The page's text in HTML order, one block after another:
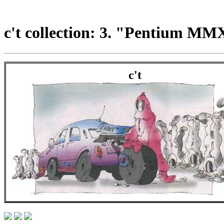
c't collection: 3. "Pentium
c't